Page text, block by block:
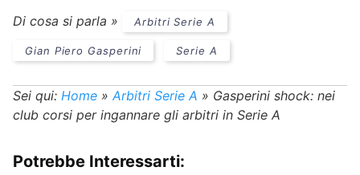
Di cosa si parla » Arbitri Serie A
Gian Piero Gasperini Serie A
Sei qui: Home » Arbitri Serie A » Gasperini shock: nei
club corsi per ingannare gli arbitri in Serie A
Potrebbe Interessarti: